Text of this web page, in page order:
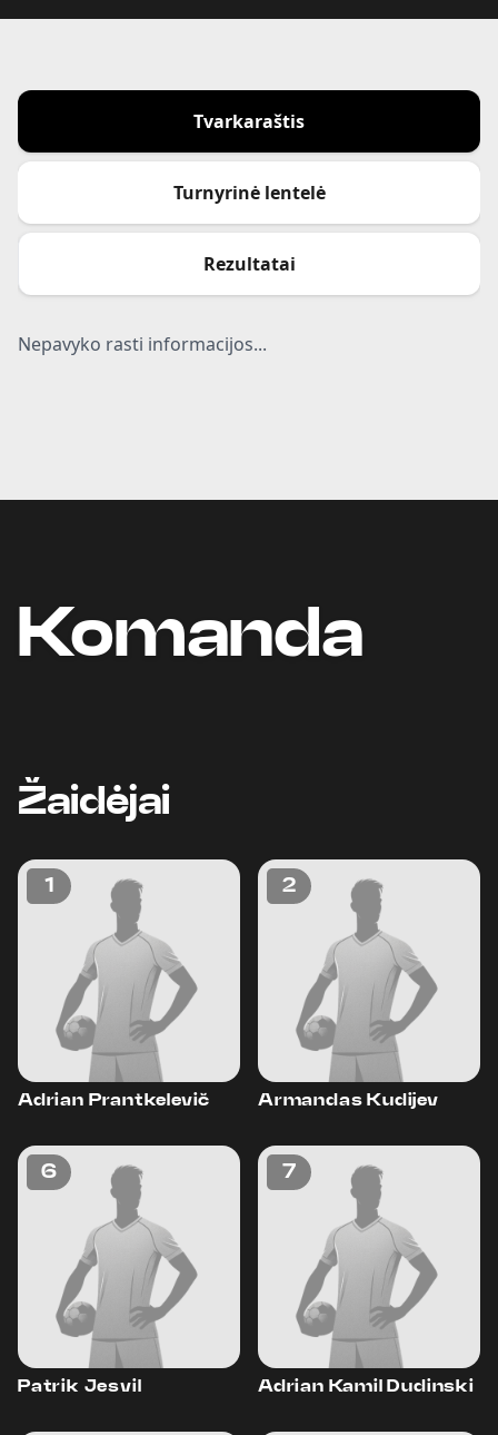
Tvarkaraštis
Turnyrinė lentelė
Rezultatai
Nepavyko rasti informacijos...
Komanda
Žaidėjai
1
Adrian Prantkelevič
2
Armandas Kudijev
6
Patrik Jesvil
7
Adrian Kamil Dudinski